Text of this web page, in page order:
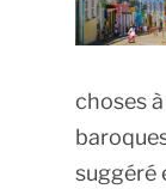
choses
suggéré